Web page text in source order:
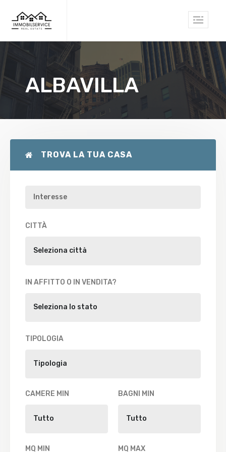
ALBAVILLA
TROVA LA TUA CASA
CITTÀ
IN AFFITTO O IN VENDITA?
TIPOLOGIA
CAMERE MIN BAGNI MIN
MQ MIN MQ MAX